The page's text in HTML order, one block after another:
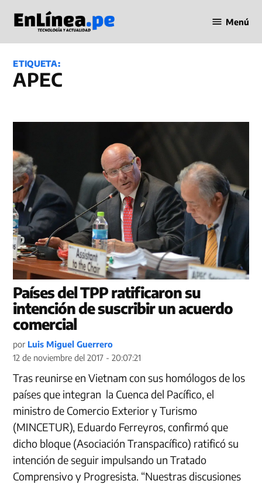
contenido
en Línea
Menú
ETIQUETA:
APEC
Países del TPP ratificaron su
intención de suscribir un acuerdo
comercial
por Luis Miguel Guerrero
12 de noviembre del 2017 - 20:07:21
Tras reunirse en Vietnam con sus homólogos de los
países que integran la Cuenca del Pacífico, el
ministro de Comercio Exterior y Turismo
(MINCETUR), Eduardo Ferreyros, confirmó que
dicho bloque (Asociación Transpacífico) ratificó su
intención de seguir impulsando un Tratado
Comprensivo y Progresista. “Nuestras discusiones